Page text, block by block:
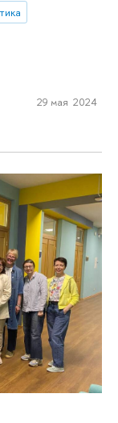
29 мая 2024